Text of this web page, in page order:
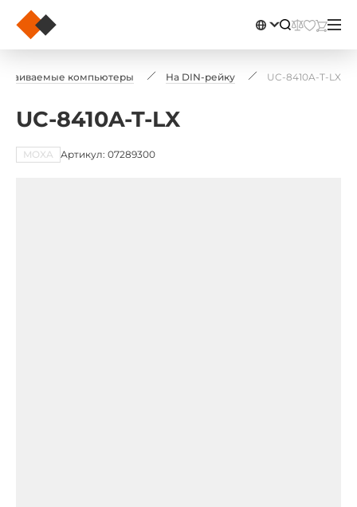
компьютеры На DIN-рейку UC-8410A-T-LX
UC-8410A-T-LX
MOXA Артикул: 07289300